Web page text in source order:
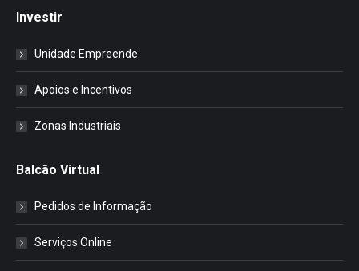
Investir
Unidade Empreende
Apoios e Incentivos
Zonas Industriais
Balcão Virtual
Pedidos de Informação
Serviços Online